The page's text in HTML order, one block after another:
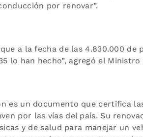
por renovar”.
a la fecha de las 4.830.000 de
lo han hecho”, agregó el
es un documento que certifica
por las vías del país. Su
y de salud para manejar un